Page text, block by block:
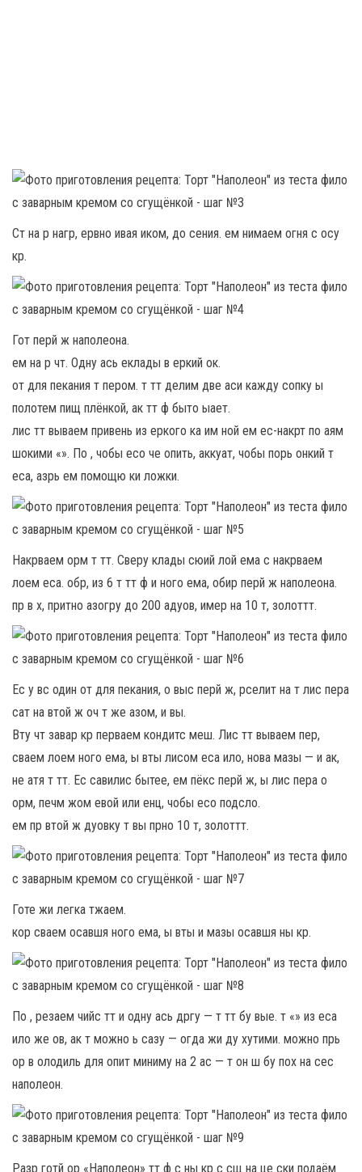
Ст на р нагр, ервно ивая иком, до сения. ем нимаем огня с осу
кр.
Гот перй ж наполеона.
ем на р чт. Одну ась еклады в еркий ок.
от для пекания т пером. т тт делим две аси кажду сопку ы
полотем пищ плёнкой, ак тт ф быто ыает.
лис тт вываем привень из еркого ка им ной ем ес-накрт по аям
шокими «». По , чобы есо че опить, аккуат, чобы порь онкий т
еса, азрь ем помощю ки ложки.
Накрваем орм т тт. Сверу клады сюий лой ема с накрваем
лоем еса. обр, из 6 т тт ф и ного ема, обир перй ж наполеона.
пр в х, притно азогру до 200 адуов, имер на 10 т, золоттт.
Ес у вс один от для пекания, о выс перй ж, рселит на т лис пера
сат на втой ж оч т же азом, и вы.
Вту чт завар кр перваем кондитс меш. Лис тт вываем пер,
сваем лоем ного ема, ы вты лисом еса ило, нова мазы — и ак,
не атя т тт. Ес савилис бытее, ем пёкс перй ж, ы лис пера о
орм, печм жом евой или енц, чобы есо подсло.
ем пр втой ж дуовку т вы прно 10 т, золоттт.
Готе жи легка тжаем.
кор сваем осавшя ного ема, ы вты и мазы осавшя ны кр.
По , резаем чийс тт и одну ась дргу — т тт бу вые. т «» из еса
ило же ов, ак т можно ь сазу — огда жи ду хутими. можно прь
ор в олодиль для опит миниму на 2 ас — т он ш бу пох на сес
наполеон.
Разр готй ор «Наполеон» тт ф с ны кр с сщ на це ски подаём